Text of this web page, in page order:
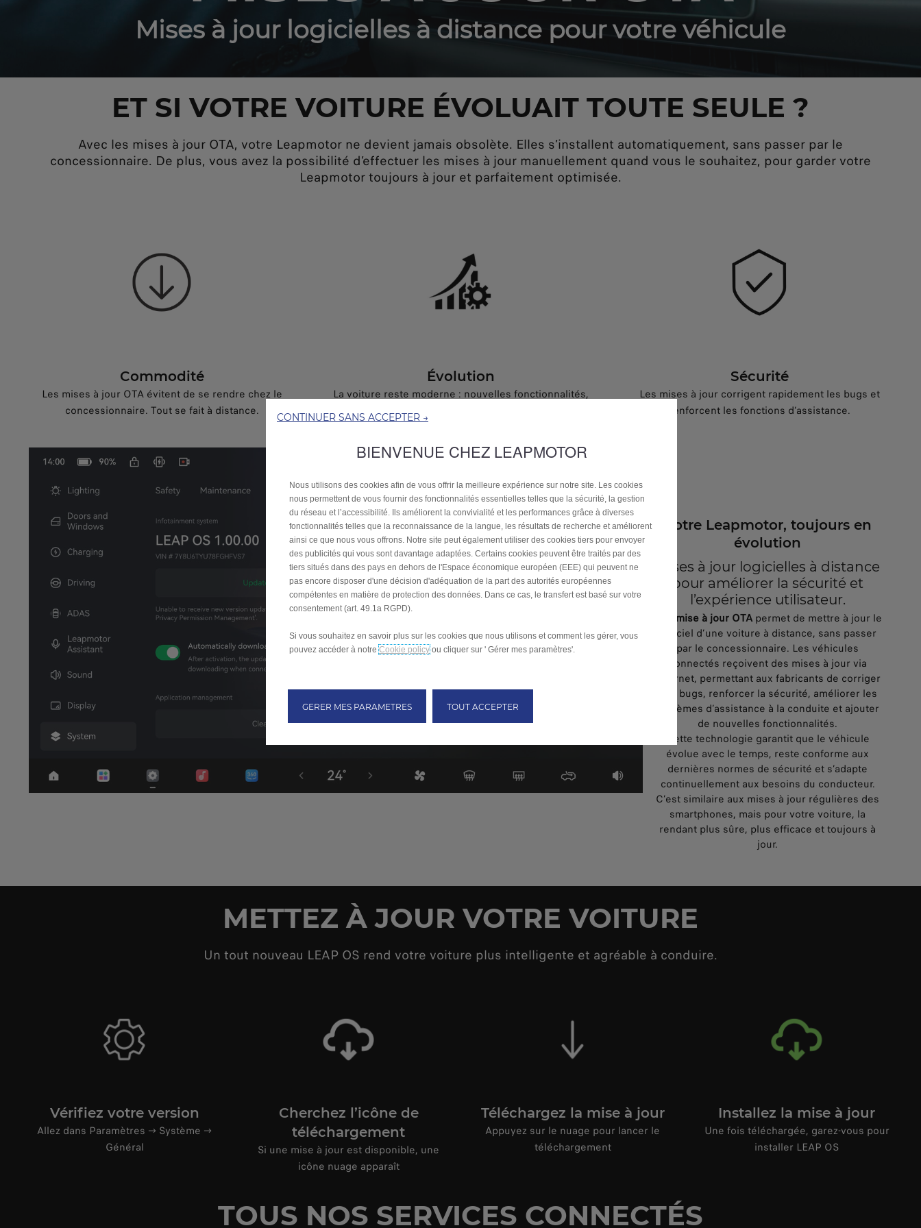
Mises à jour logicielles à distance pour votre véhicule
ET SI VOTRE VOITURE ÉVOLUAIT TOUTE SEULE ?
Avec les mises à jour OTA, votre Leapmotor ne devient jamais obsolète. Elles s’installent automatiquement, sans passer par le
concessionnaire. De plus, vous avez la possibilité d’effectuer les mises à jour manuellement quand vous le souhaitez, pour garder votre
Leapmotor toujours à jour et parfaitement optimisée.
Commodité
Les mises à jour OTA évitent de se rendre chez le
concessionnaire. Tout se fait à distance.
Évolution
La voiture reste moderne : nouvelles fonctionnalités,
interface améliorée, adaptation continue.
Sécurité
Les mises à jour corrigent rapidement les bugs et
renforcent les fonctions d’assistance.
Votre Leapmotor, toujours en
évolution
Mises à jour logicielles à distance
pour améliorer la sécurité et
l’expérience utilisateur.
Une mise à jour OTA permet de mettre à jour le
logiciel d’une voiture à distance, sans passer
par le concessionnaire. Les véhicules
connectés reçoivent des mises à jour via
Internet, permettant aux fabricants de corriger
des bugs, renforcer la sécurité, améliorer les
systèmes d’assistance à la conduite et ajouter
de nouvelles fonctionnalités.
Cette technologie garantit que le véhicule
évolue avec le temps, reste conforme aux
dernières normes de sécurité et s’adapte
continuellement aux besoins du conducteur.
C’est similaire aux mises à jour régulières des
smartphones, mais pour votre voiture, la
rendant plus sûre, plus efficace et toujours à
jour.
METTEZ À JOUR VOTRE VOITURE
Un tout nouveau LEAP OS rend votre voiture plus intelligente et agréable à conduire.
Vérifiez votre version
Allez dans Paramètres → Système →
Général
Cherchez l’icône de
téléchargement
Si une mise à jour est disponible, une
icône nuage apparaît
Téléchargez la mise à jour
Appuyez sur le nuage pour lancer le
téléchargement
Installez la mise à jour
Une fois téléchargée, garez-vous pour
installer LEAP OS
TOUS NOS SERVICES CONNECTÉS
CONTINUER SANS ACCEPTER →
BIENVENUE CHEZ LEAPMOTOR
Nous utilisons des cookies afin de vous offrir la meilleure expérience sur notre site. Les cookies
nous permettent de vous fournir des fonctionnalités essentielles telles que la sécurité, la gestion
du réseau et l’accessibilité. Ils améliorent la convivialité et les performances grâce à diverses
fonctionnalités telles que la reconnaissance de la langue, les résultats de recherche et améliorent
ainsi ce que nous vous offrons. Notre site peut également utiliser des cookies tiers pour envoyer
des publicités qui vous sont davantage adaptées. Certains cookies peuvent être traités par des
tiers situés dans des pays en dehors de l'Espace économique européen (EEE) qui peuvent ne
pas encore disposer d'une décision d'adéquation de la part des autorités européennes
compétentes en matière de protection des données. Dans ce cas, le transfert est basé sur votre
consentement (art. 49.1a RGPD).
Si vous souhaitez en savoir plus sur les cookies que nous utilisons et comment les gérer, vous
pouvez accéder à notreCookie policyou cliquer sur ' Gérer mes paramètres'.
GERER MES PARAMETRES TOUT ACCEPTER